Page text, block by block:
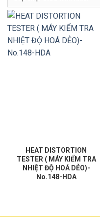
HEAT DISTORTION
TESTER ( MÁY KIỂM TRA
NHIỆT ĐỘ HOÁ DẺO)-
No.148-HDA